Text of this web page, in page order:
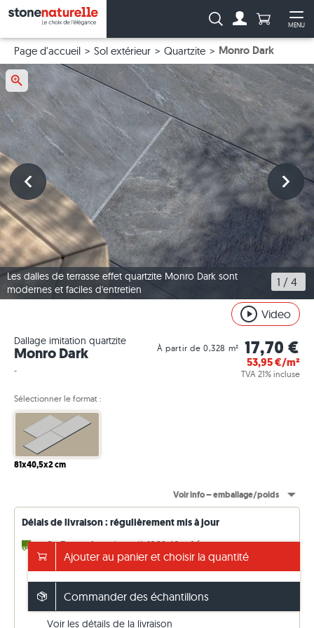
MENU
Recherche :Anzahl
Page d'accueil Sol extérieur Quartzite Monro Dark
Les dalles de terrasse effet quartzite Monro Dark sont
modernes et faciles d'entretien
1 / 4
Video
Dallage imitation quartzite
Monro Dark
-
À partir de 0,328 m² 17,70 €
53,95€/m²
TVA 21% incluse
Sélectionner le format :
81x40,5x2 cm
Voir info – emballage/poids
Délais de livraison : régulièrement mis à jour
2 - 3 semaines jusqu'à 1062,40 m² (en
réapprovisionnement)
14 - 15 semaines n'importe quel m² (départ usine)
Livraison offerte dès 5'000 €
sinon 149€. Prix TTC (TVA 21 %)
Voir les détails de la livraison
Ajouter au panier et choisir la quantité
Commander des échantillons